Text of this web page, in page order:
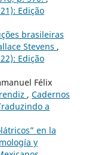
Edição
brasileiras
Stevens ,
Edição
Félix
, Cadernos
a
en la
y